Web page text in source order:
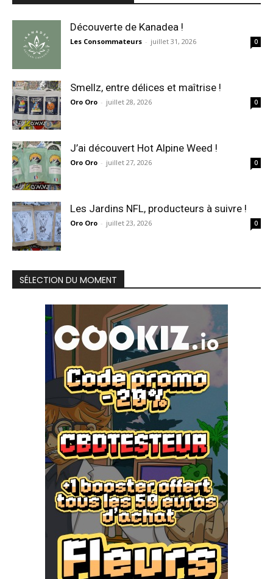
Découverte de Kanadea !
Les Consommateurs - juillet 31, 2026 0
Smellz, entre délices et maîtrise !
Oro Oro - juillet 28, 2026 0
J’ai découvert Hot Alpine Weed !
Oro Oro - juillet 27, 2026 0
Les Jardins NFL, producteurs à suivre !
Oro Oro - juillet 23, 2026 0
SÉLECTION DU MOMENT